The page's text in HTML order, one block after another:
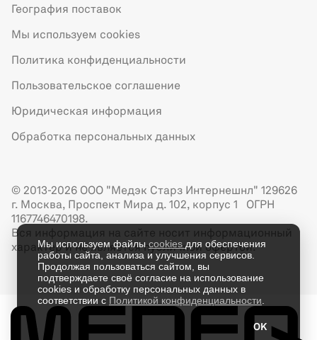
География поставок
Мы используем cookies
Политика конфиденциальности
Пользовательское соглашение
Юридическая информация
Обработка персональных данных
© 2013-2026 ООО "Медэк Старз Интернешнл" 129626
г. Москва, Проспект Мира д. 102, корпус 1 ОГРН
1167746470198.
Вся информация на сайте носит информационный
характер и не является публичной офертой.
Мы используем файлыcookies для обеспечения
работы сайта, анализа и улучшения сервисов.
Продолжая пользоваться сайтом, вы
подтверждаете своё согласие на использование
cookies и обработку персональных данных в
соответствии с Политикой конфиденциальности
OK